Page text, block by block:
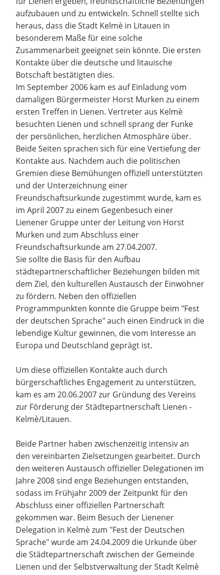
aufzubauen und zu entwickeln. Schnell stellte sich
heraus, dass die Stadt Kelmè in Litauen in
besonderem Maße für eine solche
Zusammenarbeit geeignet sein könnte. Die ersten
Kontakte über die deutsche und litauische
Botschaft bestätigten dies.
Im September 2006 kam es auf Einladung vom
damaligen Bürgermeister Horst Murken zu einem
ersten Treffen in Lienen. Vertreter aus Kelmè
besuchten Lienen und schnell sprang der Funke
der persönlichen, herzlichen Atmosphäre über.
Beide Seiten sprachen sich für eine Vertiefung der
Kontakte aus. Nachdem auch die politischen
Gremien diese Bemühungen offiziell unterstützten
und der Unterzeichnung einer
Freundschaftsurkunde zugestimmt wurde, kam es
im April 2007 zu einem Gegenbesuch einer
Lienener Gruppe unter der Leitung von Horst
Murken und zum Abschluss einer
Freundschaftsurkunde am 27.04.2007.
Sie sollte die Basis für den Aufbau
städtepartnerschaftlicher Beziehungen bilden mit
dem Ziel, den kulturellen Austausch der Einwohner
zu fördern. Neben den offiziellen
Programmpunkten konnte die Gruppe beim "Fest
der deutschen Sprache" auch einen Eindruck in die
lebendige Kultur gewinnen, die vom Interesse an
Europa und Deutschland geprägt ist.
Um diese offiziellen Kontakte auch durch
bürgerschaftliches Engagement zu unterstützen,
kam es am 20.06.2007 zur Gründung des Vereins
zur Förderung der Städtepartnerschaft Lienen -
Kelmè/Litauen.
Beide Partner haben zwischenzeitig intensiv an
den vereinbarten Zielsetzungen gearbeitet. Durch
den weiteren Austausch offizieller Delegationen im
Jahre 2008 sind enge Beziehungen entstanden,
sodass im Frühjahr 2009 der Zeitpunkt für den
Abschluss einer offiziellen Partnerschaft
gekommen war. Beim Besuch der Lienener
Delegation in Kelmè zum "Fest der Deutschen
Sprache" wurde am 24.04.2009 die Urkunde über
die Städtepartnerschaft zwischen der Gemeinde
Lienen und der Selbstverwaltung der Stadt Kelmè